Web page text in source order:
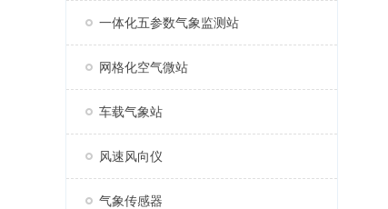
一体化五参数气象监测站
网格化空气微站
车载气象站
风速风向仪
气象传感器